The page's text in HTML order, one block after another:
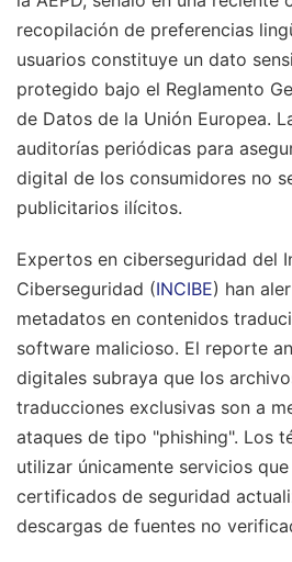
recopilación de preferencias
usuarios constituye un dato
protegido bajo el Reglamento
de Datos de la Unión Europea.
auditorías periódicas para
digital de los consumidores no
publicitarios ilícitos.
Expertos en ciberseguridad del
Ciberseguridad (INCIBE) han
metadatos en contenidos
software malicioso. El reporte
digitales subraya que los
traducciones exclusivas son a
ataques de tipo "phishing". Los
utilizar únicamente servicios
certificados de seguridad
descargas de fuentes no